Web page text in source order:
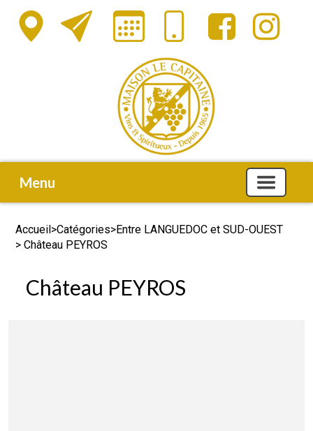
Menu
Accueil>Catégories>Entre LANGUEDOC et SUD-OUEST
> Château PEYROS
Château PEYROS